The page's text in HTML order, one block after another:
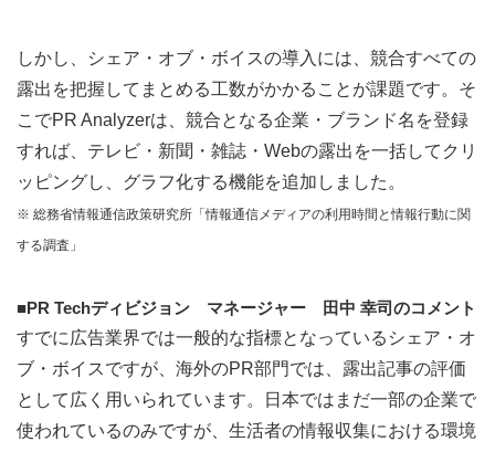
しかし、シェア・オブ・ボイスの導入には、競合すべての
露出を把握してまとめる工数がかかることが課題です。そ
こでPR Analyzerは、競合となる企業・ブランド名を登録
すれば、テレビ・新聞・雑誌・Webの露出を一括してクリ
ッピングし、グラフ化する機能を追加しました。
※ 総務省情報通信政策研究所「情報通信メディアの利用時間と情報行動に関
する調査」
■PR Techディビジョン マネージャー 田中 幸司のコメント
すでに広告業界では一般的な指標となっているシェア・オ
ブ・ボイスですが、海外のPR部門では、露出記事の評価
として広く用いられています。日本ではまだ一部の企業で
使われているのみですが、生活者の情報収集における環境